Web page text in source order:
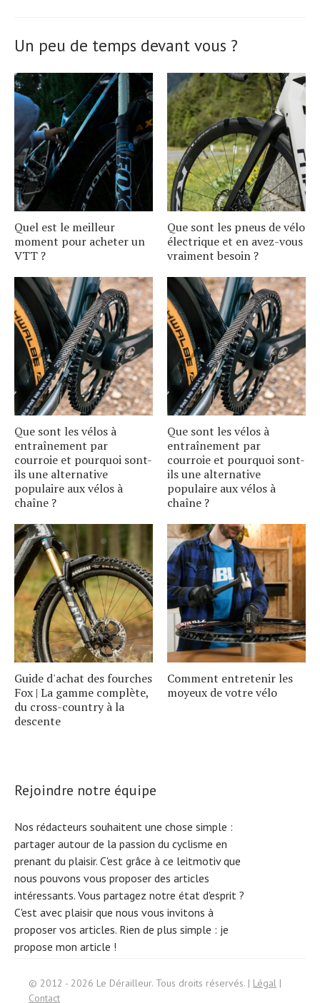
Un peu de temps devant vous ?
Quel est le meilleur
moment pour acheter un
VTT ?
Que sont les pneus de vélo
électrique et en avez-vous
vraiment besoin ?
Que sont les vélos à
entraînement par
courroie et pourquoi sont-
ils une alternative
populaire aux vélos à
chaîne ?
Que sont les vélos à
entraînement par
courroie et pourquoi sont-
ils une alternative
populaire aux vélos à
chaîne ?
Guide d'achat des fourches
Fox | La gamme complète,
du cross-country à la
descente
Comment entretenir les
moyeux de votre vélo
Rejoindre notre équipe
Nos rédacteurs souhaitent une chose simple :
partager autour de la passion du cyclisme en
prenant du plaisir. C'est grâce à ce leitmotiv que
nous pouvons vous proposer des articles
intéressants. Vous partagez notre état d'esprit ?
C'est avec plaisir que nous vous invitons à
proposer vos articles. Rien de plus simple : je
propose mon article !
© 2012 - 2026 Le Dérailleur. Tous droits réservés. | Légal |
Contact
or: